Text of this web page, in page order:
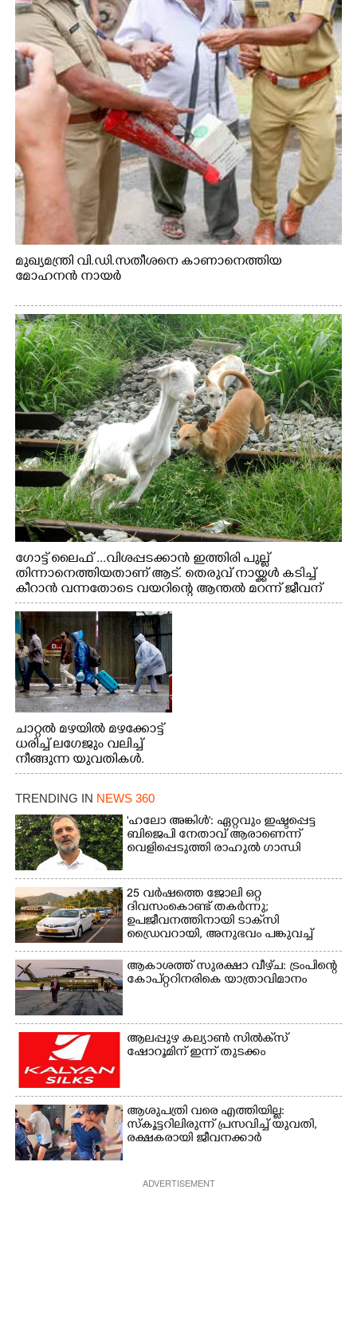
മുഖ്യമന്ത്രി വി.ഡി.സതീശനെ കാണാനെത്തിയ
മോഹനൻ നായർ
ഗോട്ട് ലൈഫ് ...വിശപ്പടക്കാൻ ഇത്തിരി പുല്ല്
തിന്നാനെത്തിയതാണ് ആട്. തെരുവ് നായ്ക്കൾ കടിച്ച്
കീറാൻ വന്നതോടെ വയറിന്റെ ആന്തൽ മറന്ന് ജീവന്
വേണ്ടിയായി ഓട്ടം. എറണാകുളം വാത്തുരുത്തിയിൽ
നിന്നുള്ള കാഴ്ച
ചാറ്റൽ മഴയിൽ മഴക്കോട്ട്
ധരിച്ച് ലഗേജും വലിച്ച്
നീങ്ങുന്ന യുവതികൾ.
എറണാകുളം മേനകയിൽ
നിന്നുള്ള കാഴ്ച
TRENDING IN NEWS 360
'ഹലോ അങ്കിൾ': ഏറ്റവും ഇഷ്ടപ്പെട്ട
ബിജെപി നേതാവ് ആരാണെന്ന്
വെളിപ്പെടുത്തി രാഹുൽ ഗാന്ധി
25 വർഷത്തെ ജോലി ഒറ്റ
ദിവസംകൊണ്ട് തകർന്നു;
ഉപജീവനത്തിനായി ടാക്‌സി
ഡ്രൈവറായി,​ അനുഭവം പങ്കുവച്ച്
യുവതി
ആകാശത്ത് സുരക്ഷാ വീഴ്‌ച: ട്രംപിന്റെ
കോ‌പ്‌റ്ററിനരികെ യാത്രാവിമാനം
ആലപ്പുഴ കല്യാൺ സിൽക്‌സ്
ഷോറൂമിന് ഇന്ന് തുടക്കം
ആശുപത്രി വരെ എത്തിയില്ല:
സ്കൂട്ടറിലിരുന്ന് പ്രസവിച്ച് യുവതി,
രക്ഷകരായി ജീവനക്കാർ
ADVERTISEMENT